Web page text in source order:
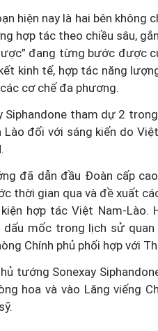
hiện nay là hai bên
hợp tác theo chiều sâu,
đang từng bước được
kinh tế, hợp tác năng
cơ chế đa phương.
Siphandone tham dự 2
Lào đối với sáng kiến do
đã dẫn đầu Đoàn cấp
thời gian qua và đề xuất
hợp tác Việt Nam-
dấu mốc trong lịch sử
Chính phủ phối hợp với
tướng Sonexay
hoa và vào Lăng viếng